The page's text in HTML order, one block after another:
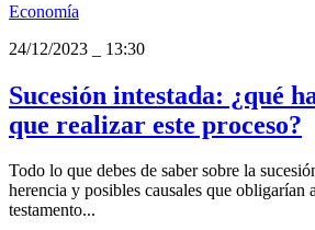
Economía
24/12/2023
13:30
Sucesión intestada: ¿qué
que realizar este proceso?
Todo lo que debes de saber sobre la
herencia y posibles causales que obligarían
testamento...